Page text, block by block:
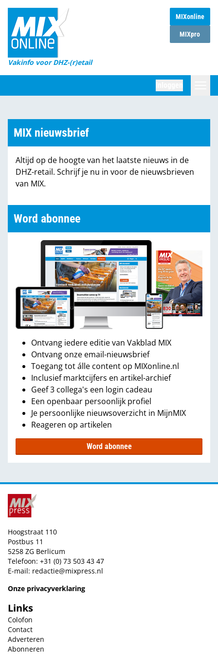
MIXonline
MIXpro
Vakinfo voor DHZ-(r)etail
Home
Magazines
DHZ Sessie
Marktcijfers
Partners
MIX nieuwsbrief
Altijd op de hoogte van het laatste nieuws in de
DHZ-retail. Schrijf je nu in voor de nieuwsbrieven
van MIX.
Word abonnee
Ontvang iedere editie van Vakblad MIX
Ontvang onze email-nieuwsbrief
Toegang tot álle content op MIXonline.nl
Inclusief marktcijfers en artikel-archief
Geef 3 collega's een login cadeau
Een openbaar persoonlijk profiel
Je persoonlijke nieuwsoverzicht in MijnMIX
Reageren op artikelen
Word abonnee
Hoogstraat 110
Postbus 11
5258 ZG Berlicum
Telefoon: +31 (0) 73 503 43 47
E-mail: redactie@mixpress.nl
Onze privacyverklaring
Links
Colofon
Contact
Adverteren
Abonneren